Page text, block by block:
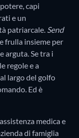
capi
e un
patriarcale. Send
frulla insieme per
arguta. Se tra i
regole e a
largo del golfo
Ed è
medica e
di famiglia